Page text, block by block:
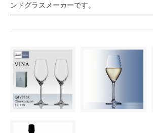
ンドグラスメーカーです。